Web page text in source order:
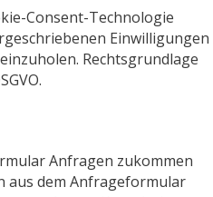
Consent-Technologie
Einwilligungen
Rechtsgrundlage
Anfragen zukommen
aus dem Anfrageformular